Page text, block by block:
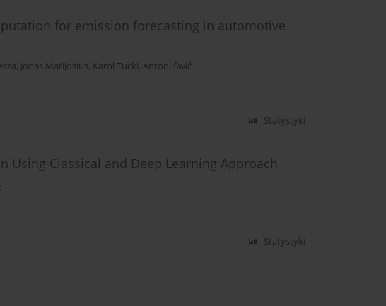
for emission forecasting in automotive
, Jonas Matijosius, Karol Tucki, Antoni Świć
Statystyki
Using Classical and Deep Learning Approach
Statystyki